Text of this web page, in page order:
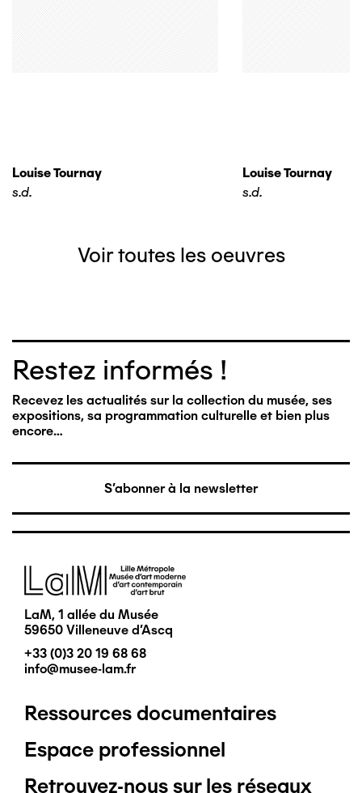
Louise Tournay
s.d.
Louise Tournay
s.d.
Voir toutes les oeuvres
Restez informés !
Recevez les actualités sur la collection du musée, ses
expositions, sa programmation culturelle et bien plus
encore…
S'abonner à la newsletter
Image
LaM, 1 allée du Musée
59650 Villeneuve d'Ascq
+33 (0)3 20 19 68 68
info@musee-lam.fr
Pied
de
Ressources documentaires
Espace professionnel
Retrouvez-nous sur les réseaux